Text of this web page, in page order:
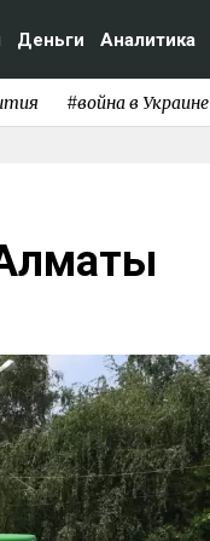
Деньги Аналитика
#война в Украине